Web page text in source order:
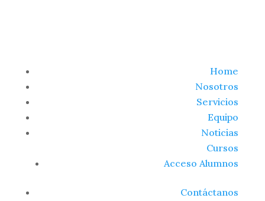
Home
Nosotros
Servicios
Equipo
Noticias
Cursos
Acceso Alumnos
Contáctanos